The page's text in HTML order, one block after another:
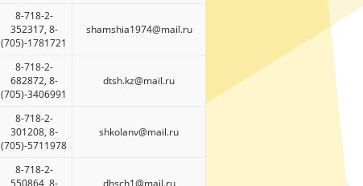
8-718-2-
352317, 8-
(705)-1781721
shamshia1974@mail.ru
8-718-2-
682872, 8-
(705)-3406991
dtsh.kz@mail.ru
8-718-2-
301208, 8-
(705)-5711978
shkolanv@mail.ru
8-718-2-